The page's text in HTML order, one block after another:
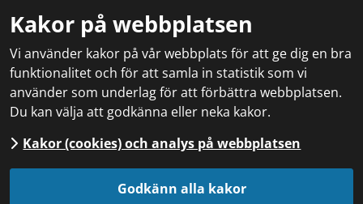
Kakor på webbplatsen
Vi använder kakor på vår webbplats för att ge dig en bra
funktionalitet och för att samla in statistik som vi
använder som underlag för att förbättra webbplatsen.
Du kan välja att godkänna eller neka kakor.
Kakor (cookies) och analys på webbplatsen
Godkänn alla kakor